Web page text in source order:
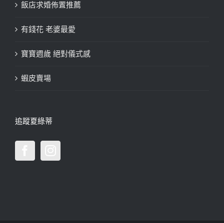
飯店求婚佈置推薦
有錢花 老婆最愛
寶寶週歲 絕對儀式感
蝦皮賣場
追蹤夏綠蒂